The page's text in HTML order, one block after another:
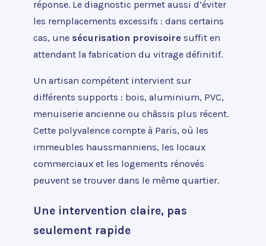
réponse. Le diagnostic permet aussi d’éviter
les remplacements excessifs : dans certains
cas, une sécurisation provisoire suffit en
attendant la fabrication du vitrage définitif.
Un artisan compétent intervient sur
différents supports : bois, aluminium, PVC,
menuiserie ancienne ou châssis plus récent.
Cette polyvalence compte à Paris, où les
immeubles haussmanniens, les locaux
commerciaux et les logements rénovés
peuvent se trouver dans le même quartier.
Une intervention claire, pas
seulement rapide